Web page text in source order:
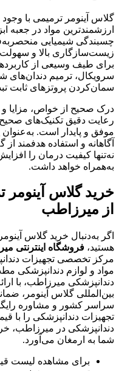
گلاس آینومر ترمیمی با
ارزشمندترین مواد در
چسبندگی شیمیایی
زیست‌سازگاری بالا و سهولت
برای طیف وسیعی از
سرویکال، ترمیم دندان‌های
سمان‌کردن پروتزهای ثابت
درک صحیح از خواص، مزایا و
رعایت دقیق تکنیک‌های صحیح
موفق و پایدار است.
آگاهانه و استفاده هدفمند
نه‌تنها کیفیت درمان را
به‌همراه خواهد داشت.
خرید گلاس آینومر
از میرزاطب
اگر به‌دنبال خرید گلاس
هستید، فروشگاه اینترنتی
مرکز تخصصی تجهیزات
مواد و لوازم دندانپزشکی
دندانپزشکی میرزاطب، با
بین‌المللی گلاس آینومر،
سراسر کشور و مشاوره
تجهیزات دندانپزشکی را با
دندانپزشکی در میرزاطب،
شما به ارمغان می‌آورد.
برای مشاهده لیست